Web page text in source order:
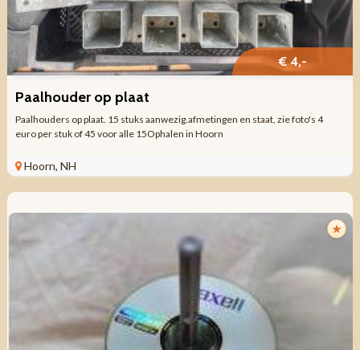
€ 4,-
Paalhouder op plaat
Paalhouders op plaat. 15 stuks aanwezig.afmetingen en staat, zie foto's 4
euro per stuk of 45 voor alle 15Ophalen in Hoorn
Hoorn, NH
★